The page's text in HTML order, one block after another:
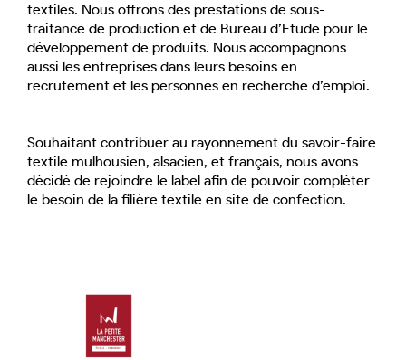
textiles. Nous offrons des prestations de sous-
traitance de production et de Bureau d’Etude pour le
développement de produits. Nous accompagnons
aussi les entreprises dans leurs besoins en
recrutement et les personnes en recherche d’emploi.
Souhaitant contribuer au rayonnement du savoir-faire
textile mulhousien, alsacien, et français, nous avons
décidé de rejoindre le label afin de pouvoir compléter
le besoin de la filière textile en site de confection.